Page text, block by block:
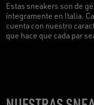
Estas sneakers son de
íntegramente en Italia.
cuenta con nuestro
que hace que cada par